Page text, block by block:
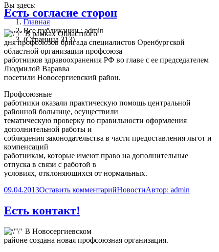
Вы здесь:
Главная
Все публикации : admin
(Страница 313)
Есть согласие сторон
В рамках Областного
дня профсоюзов бригада специалистов Оренбургской
областной организации профсоюза
работников здравоохранения РФ во главе с ее председателем
Людмилой Варавва
посетили Новосергиевский район.
Профсоюзные
работники оказали практическую помощь центральной
районной больнице, осуществили
тематическую проверку по правильности оформления
дополнительной работы и
соблюдения законодательства в части предоставления льгот и
компенсаций
работникам, которые имеют право на дополнительные
отпуска в связи с работой в
условиях, отклоняющихся от нормальных.
09.04.2013Оставить комментарийНовостиАвтор: admin
Есть контакт!
В Новосергиевском
районе создана новая профсоюзная организация.